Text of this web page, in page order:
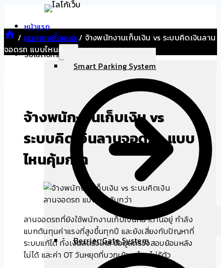
content
หน้าแรก
ค้นหาลานจอดรถ
Solutions
Smart Parking System
Berrier Gate System
/ บทความทั้งหมด/ จ้างพนักงานเก็บเงิน vs ระบบคิดเงินลาน
จอดรถ แบบไหนคุ้มกว่า
จ้างพนักงานเก็บเงิน vs
ระบบคิดเงินลานจอดรถ แบบ
ไหนคุ้มกว่า
ลานจอดรถที่ยังใช้พนักงานเก็บเงินหน้าด่านอยู่ กำลัง
แบกต้นทุนค่าแรงที่สูงขึ้นทุกปี และยังเสี่ยงกับปัญหาที่
ระบบแก้ได้ ทั้งเงินสดรั่วไหล ข้อมูลตรวจสอบย้อนหลัง
ไม่ได้ และค่า OT วันหยุดที่บวกเข้ามาโดยไม่รู้ตัว